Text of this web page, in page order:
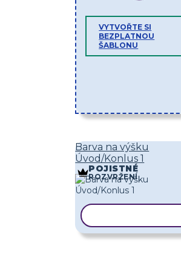
VYTVOŘTE SI
BEZPLATNOU
ŠABLONU
Barva na výšku
Úvod/Konlus 1
POJISTNÉ
ROZVRŽENÍ